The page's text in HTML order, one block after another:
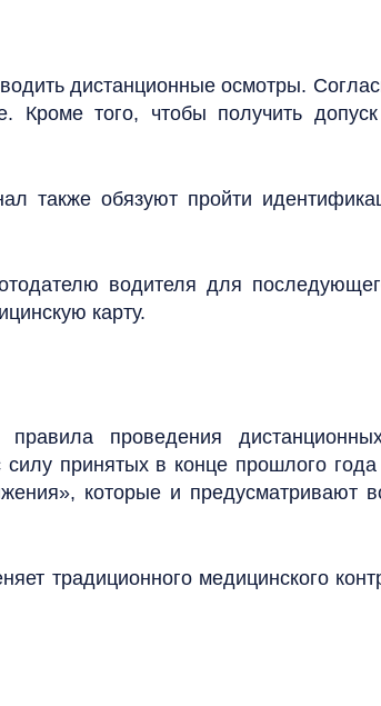
дистанционные осмотры.
Кроме того, чтобы получить
также обязуют пройти
водителя для
карту.
правила проведения
принятых в конце прошлого
которые и предусматривают
традиционного медицинского